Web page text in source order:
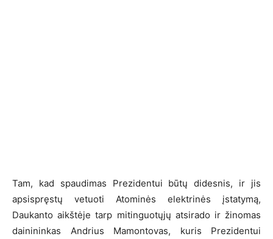
Tam, kad spaudimas Prezidentui būtų didesnis, ir jis
apsispręstų vetuoti Atominės elektrinės įstatymą,
Daukanto aikštėje tarp mitinguotųjų atsirado ir žinomas
dainininkas Andrius Mamontovas, kuris Prezidentui